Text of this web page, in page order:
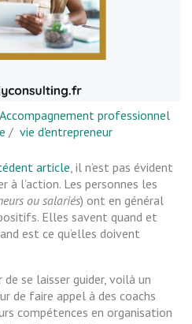
Accompagnement professionnel
/ vie d'entrepreneur
article, il n’est pas évident
l’action. Les personnes les
ou salariés) ont en général
Elles savent quand et
est ce qu’elles doivent
de se laisser guider, voilà un
de faire appel à des coachs
compétences en organisation